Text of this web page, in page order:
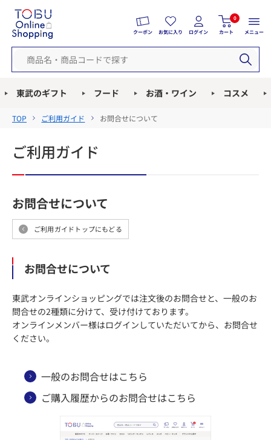
クーポン お気に入り ログイン
0
カート メニュー
東武のギフト フード お酒・ワイン コスメ
TOP ご利用ガイド お問合せについて
ご利用ガイド
お問合せについて
ご利用ガイドトップにもどる
お問合せについて
東武オンラインショッピングでは注文後のお問合せと、一般のお
問合せの2種類に分けて、受け付けております。
オンラインメンバー様はログインしていただいてから、お問合せ
ください。
一般のお問合せはこちら
ご購入履歴からのお問合せはこちら